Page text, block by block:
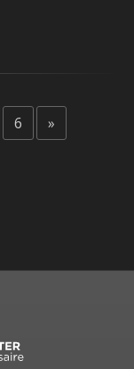
6 »